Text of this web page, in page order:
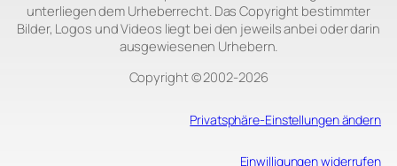
unterliegen dem Urheberrecht. Das Copyright bestimmter
Bilder, Logos und Videos liegt bei den jeweils anbei oder darin
ausgewiesenen Urhebern.
Copyright © 2002‑2026
Privatsphäre-Einstellungen ändern
Einwilligungen widerrufen